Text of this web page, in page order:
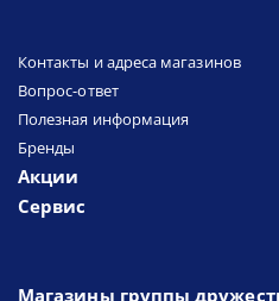
Контакты и адреса магазинов
Вопрос-ответ
Полезная информация
Бренды
Акции
Сервис
Магазины группы